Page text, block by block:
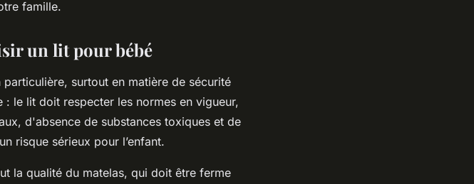
famille.
un lit pour bébé
surtout en matière de sécurité
le lit doit respecter les normes en vigueur,
d'absence de substances toxiques et de
risque sérieux pour l’enfant.
la qualité du matelas, qui doit être ferme